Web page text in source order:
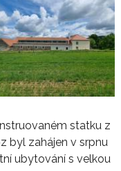
statku z
byl zahájen v srpnu
ubytování s velkou